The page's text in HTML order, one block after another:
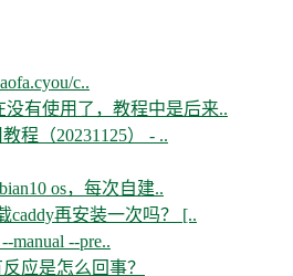
c..
有使用了，教程中是后来..
程（20231125） - ..
os，每次自建..
再安装一次吗？ [..
manual --pre..
应是怎么回事？